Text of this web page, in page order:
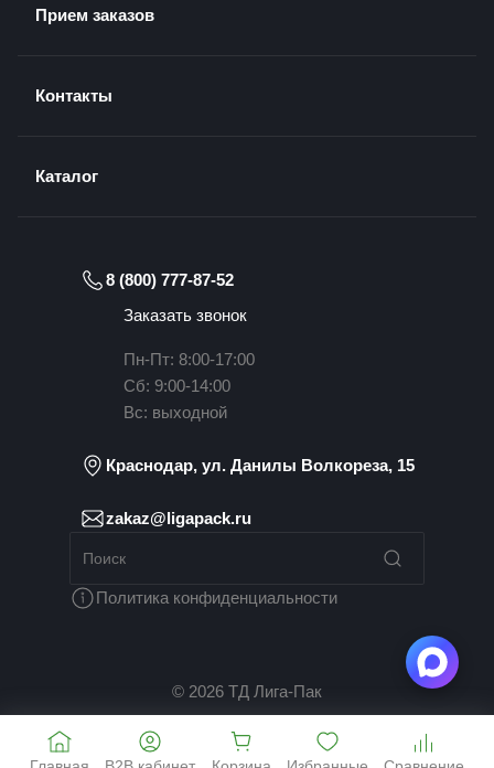
Прием заказов
Контакты
Каталог
8 (800) 777-87-52
Заказать звонок
Пн-Пт: 8:00-17:00
Сб: 9:00-14:00
Вс: выходной
Краснодар, ул. Данилы Волкореза, 15
zakaz@ligapack.ru
Политика конфиденциальности
© 2026 ТД Лига-Пак